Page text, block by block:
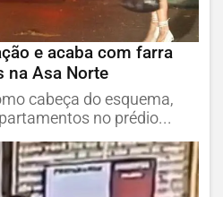
e acaba com farra
na Asa Norte
cabeça do esquema,
no prédio...